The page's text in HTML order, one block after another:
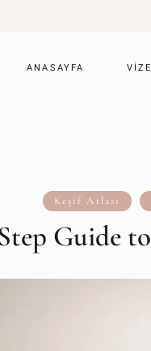
ANASAYFA VIZE
Keşif Atlası
Guide